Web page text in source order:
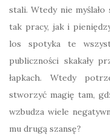
stali. Wtedy nie
tak pracy, jak i
los spotyka te
publiczności skakały
łapkach. Wtedy
stworzyć magię tam,
wzbudza wiele
mu drugą szansę?